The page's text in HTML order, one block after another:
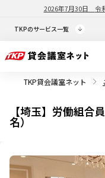
2026年7月30日 令
TKPのサービス一覧
TKP貸会議室ネット
【埼玉】労働組合
名）